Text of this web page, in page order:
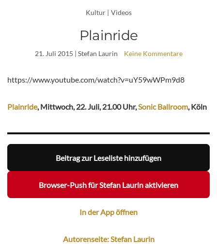
Kultur | Videos
Plainride
21. Juli 2015 | Stefan Laurin Keine Kommentare
https://www.youtube.com/watch?v=uY59wWPm9d8
Plainride, Mittwoch, 22. Juli, 21.00 Uhr,Sonic Ballroom, Köln
Beitrag zur Leseliste hinzufügen
Browser-Push für Stefan Laurin aktivieren
In der App öffnen
Autorenseite: Stefan Laurin